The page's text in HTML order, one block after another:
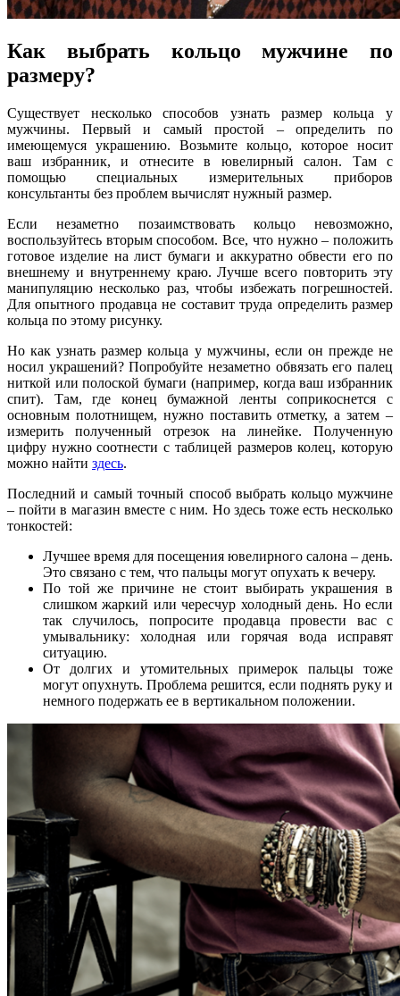
Как выбрать кольцо мужчине по
размеру?
Существует несколько способов узнать размер кольца у
мужчины. Первый и самый простой – определить по
имеющемуся украшению. Возьмите кольцо, которое носит
ваш избранник, и отнесите в ювелирный салон. Там с
помощью специальных измерительных приборов
консультанты без проблем вычислят нужный размер.
Если незаметно позаимствовать кольцо невозможно,
воспользуйтесь вторым способом. Все, что нужно – положить
готовое изделие на лист бумаги и аккуратно обвести его по
внешнему и внутреннему краю. Лучше всего повторить эту
манипуляцию несколько раз, чтобы избежать погрешностей.
Для опытного продавца не составит труда определить размер
кольца по этому рисунку.
Нокак узнать размер кольца у мужчины, если он прежде не
носил украшений? Попробуйте незаметно обвязать его палец
ниткой или полоской бумаги (например, когда ваш избранник
спит). Там, где конец бумажной ленты соприкоснется с
основным полотнищем, нужно поставить отметку, а затем –
измерить полученный отрезок на линейке. Полученную
цифру нужно соотнести с таблицей размеров колец, которую
можно найти здесь.
Последний и самый точный способвыбрать кольцо мужчине
– пойти в магазин вместе с ним. Но здесь тоже есть несколько
тонкостей:
Лучшее время для посещения ювелирного салона – день.
Это связано с тем, что пальцы могут опухать к вечеру.
По той же причине не стоит выбирать украшения в
слишком жаркий или чересчур холодный день. Но если
так случилось, попросите продавца провести вас с
умывальнику: холодная или горячая вода исправят
ситуацию.
От долгих и утомительных примерок пальцы тоже
могут опухнуть. Проблема решится, если поднять руку и
немного подержать ее в вертикальном положении.